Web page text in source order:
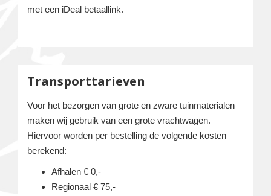
met een iDeal betaallink.
Transporttarieven
Voor het bezorgen van grote en zware tuinmaterialen
maken wij gebruik van een grote vrachtwagen.
Hiervoor worden per bestelling de volgende kosten
berekend:
Afhalen € 0,-
Regionaal € 75,-